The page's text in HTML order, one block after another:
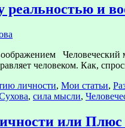
и
Человеческий
человеком. Как,
личности, Мои статьи,
, сила мысли,
или Плюс